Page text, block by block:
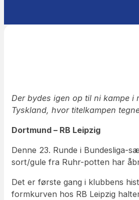
Der bydes igen op til ni kampe
Tyskland, hvor titelkampen
Dortmund – RB Leipzig
Denne 23. Runde i Bundesliga-
sort/gule fra Ruhr-potten har
Det er første gang i klubbens
formkurven hos RB Leipzig